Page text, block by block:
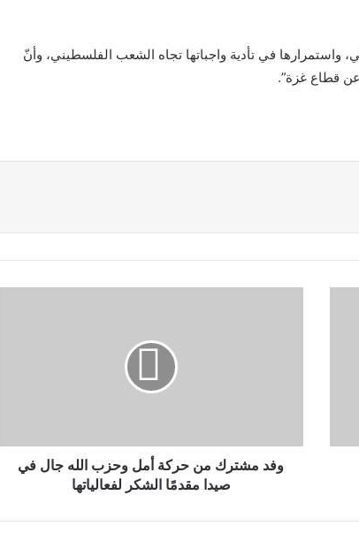
واستمرارها في تأدية واجباتها تجاه الشعب الفلسطيني، وأنّ
عن قطاع غزة”.
وفد مشترك من حركة أمل وحزب الله جال في
صيدا مقدمًا الشكر لفعالياتها